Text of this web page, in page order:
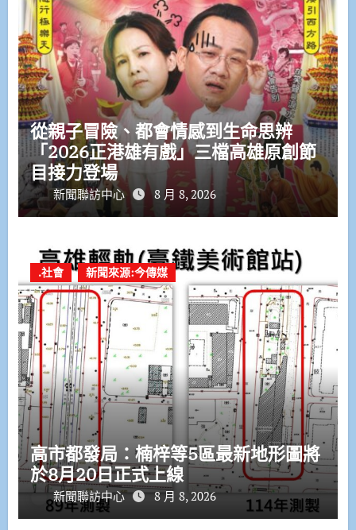
從親子冒險、都會情感到生命思辨
「2026正港雄有戲」三檔高雄原創節
目接力登場
新聞聯訪中心 8 月 8, 2026
.社會 新聞來源:今傳媒
高市都發局：楠梓等5區最新地形圖將
於8月20日正式上線
新聞聯訪中心 8 月 8, 2026